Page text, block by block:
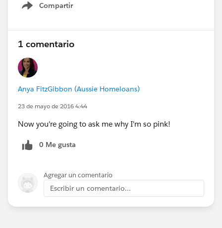
Compartir
Show menu
1 comentario
Anya FitzGibbon (Aussie Homeloans)
23 de mayo de 2016 4:44
Now you're going to ask me why I'm so pink!
0 Me gusta
Agregar un comentario
Escribir un comentario...